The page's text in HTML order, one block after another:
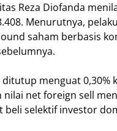
Reza Diofanda
Menurutnya,
saham berbasis
ditutup menguat 0,30%
net foreign sell
selektif investor